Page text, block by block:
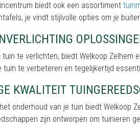
biedt ook een assortiment
je vindt stijlvolle opties om je
tuin te verlichten, biedt Welkoop Zelhem
tuin te verbeteren en tegelijkertijd
KWALITEIT
onderhoud van je tuin biedt Welkoop
zijn ontworpen om tuinieren